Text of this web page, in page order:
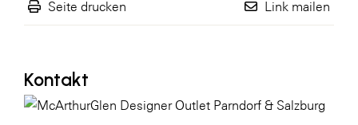
Seite drucken Link mailen
Kontakt